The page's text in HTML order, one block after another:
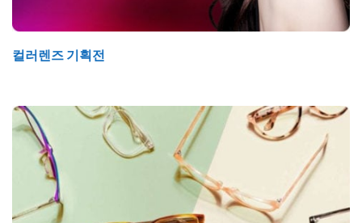
컬러렌즈 기획전